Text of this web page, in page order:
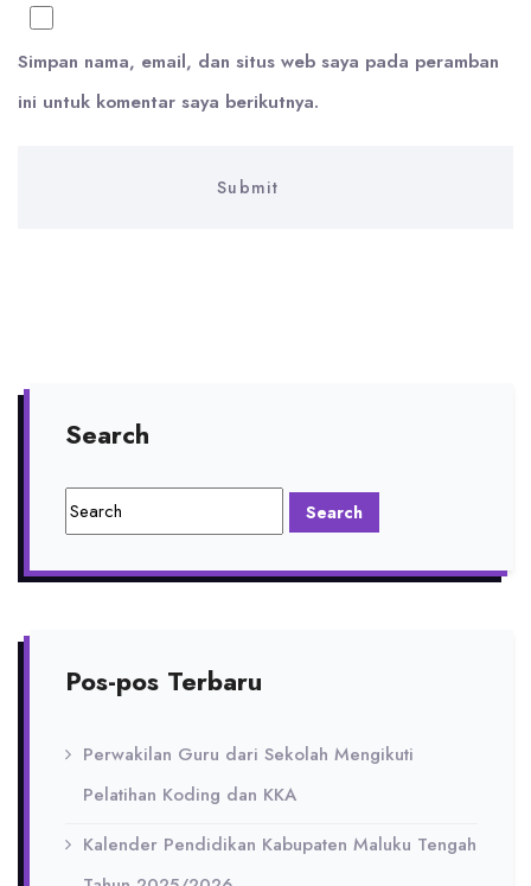
Simpan nama, email, dan situs web saya pada peramban
ini untuk komentar saya berikutnya.
Search
Pos-pos Terbaru
Perwakilan Guru dari Sekolah Mengikuti
Pelatihan Koding dan KKA
Kalender Pendidikan Kabupaten Maluku Tengah